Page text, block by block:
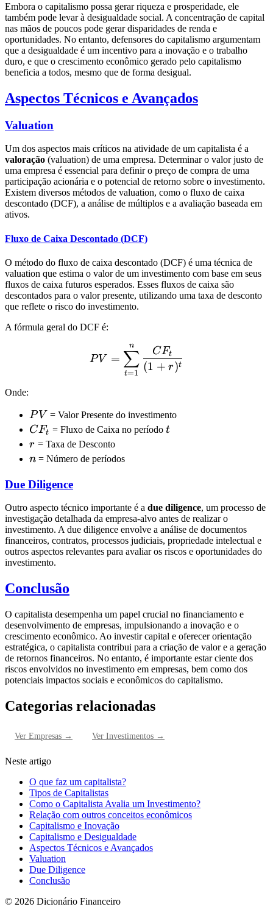
Embora o capitalismo possa gerar riqueza e prosperidade, ele
também pode levar à desigualdade social. A concentração de capital
nas mãos de poucos pode gerar disparidades de renda e
oportunidades. No entanto, defensores do capitalismo argumentam
que a desigualdade é um incentivo para a inovação e o trabalho
duro, e que o crescimento econômico gerado pelo capitalismo
beneficia a todos, mesmo que de forma desigual.
Aspectos Técnicos e Avançados
Valuation
Um dos aspectos mais críticos na atividade de um capitalista é a
valoração (valuation) de uma empresa. Determinar o valor justo de
uma empresa é essencial para definir o preço de compra de uma
participação acionária e o potencial de retorno sobre o investimento.
Existem diversos métodos de valuation, como o fluxo de caixa
descontado (DCF), a análise de múltiplos e a avaliação baseada em
ativos.
Fluxo de Caixa Descontado (DCF)
O método do fluxo de caixa descontado (DCF) é uma técnica de
valuation que estima o valor de um investimento com base em seus
fluxos de caixa futuros esperados. Esses fluxos de caixa são
descontados para o valor presente, utilizando uma taxa de desconto
que reflete o risco do investimento.
A fórmula geral do DCF é:
PV = \sum_{t=1}^{n}
PV =
t=1
∑
n
(1 + r)t
CFt
Onde:
PV
PV = Valor Presente do investimento
CF_t
CFt = Fluxo de Caixa no períodot
t
r
r = Taxa de Desconto
n
n = Número de períodos
Due Diligence
Outro aspecto técnico importante é a due diligence, um processo de
investigação detalhada da empresa-alvo antes de realizar o
investimento. A due diligence envolve a análise de documentos
financeiros, contratos, processos judiciais, propriedade intelectual e
outros aspectos relevantes para avaliar os riscos e oportunidades do
investimento.
Conclusão
O capitalista desempenha um papel crucial no financiamento e
desenvolvimento de empresas, impulsionando a inovação e o
crescimento econômico. Ao investir capital e oferecer orientação
estratégica, o capitalista contribui para a criação de valor e a geração
de retornos financeiros. No entanto, é importante estar ciente dos
riscos envolvidos no investimento em empresas, bem como dos
potenciais impactos sociais e econômicos do capitalismo.
Categorias relacionadas
Ver Empresas → Ver Investimentos →
Neste artigo
O que faz um capitalista?
Tipos de Capitalistas
Como o Capitalista Avalia um Investimento?
Relação com outros conceitos econômicos
Capitalismo e Inovação
Capitalismo e Desigualdade
Aspectos Técnicos e Avançados
Valuation
Due Diligence
Conclusão
© 2026 Dicionário Financeiro